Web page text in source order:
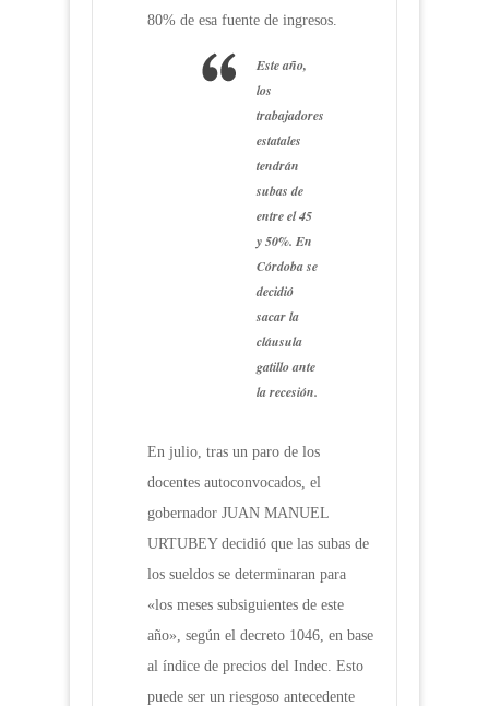
80% de esa fuente de ingresos.
Este año,
los
trabajadores
estatales
tendrán
subas de
entre el 45
y 50%. En
Córdoba se
decidió
sacar la
cláusula
gatillo ante
la recesión.
En julio, tras un paro de los
docentes autoconvocados, el
gobernador JUAN MANUEL
URTUBEY decidió que las subas de
los sueldos se determinaran para
«los meses subsiguientes de este
año», según el decreto 1046, en base
al índice de precios del Indec. Esto
puede ser un riesgoso antecedente